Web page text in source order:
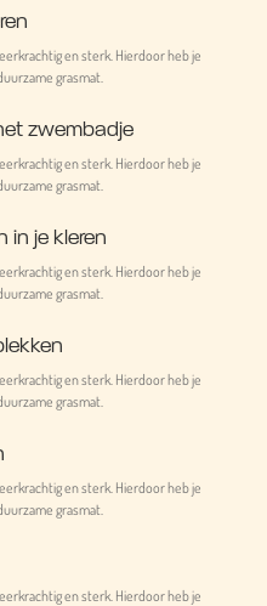
en sterk. Hierdoor heb je
grasmat.
zwembadje
en sterk. Hierdoor heb je
grasmat.
in je kleren
en sterk. Hierdoor heb je
grasmat.
en sterk. Hierdoor heb je
grasmat.
en sterk. Hierdoor heb je
grasmat.
en sterk. Hierdoor heb je